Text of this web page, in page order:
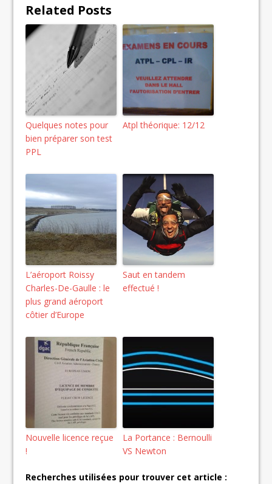
Related Posts
Quelques notes pour
bien préparer son test
PPL
Atpl théorique: 12/12
L’aéroport Roissy
Charles-De-Gaulle : le
plus grand aéroport
côtier d’Europe
Saut en tandem
effectué !
Nouvelle licence reçue
!
La Portance : Bernoulli
VS Newton
Recherches utilisées pour trouver cet article :